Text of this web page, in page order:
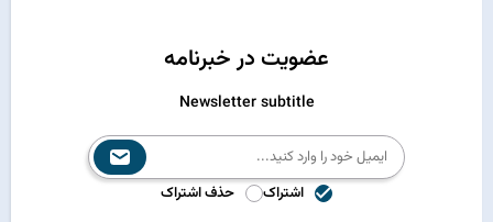
عضویت در خبرنامه
Newsletter subtitle
اشتراک حذف اشتراک